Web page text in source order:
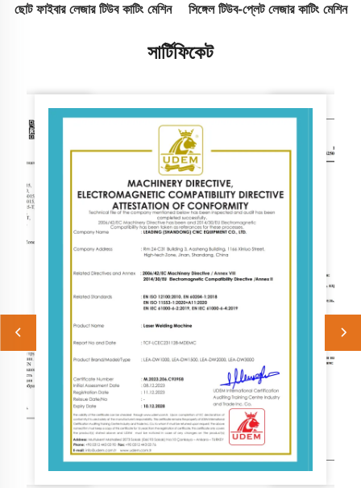
ছোট ফাইবার লেজার টিউব কাটিং মেশিন সিঙ্গেল টিউব-প্লেট লেজার কাটিং মেশিন
সার্টিফিকেট